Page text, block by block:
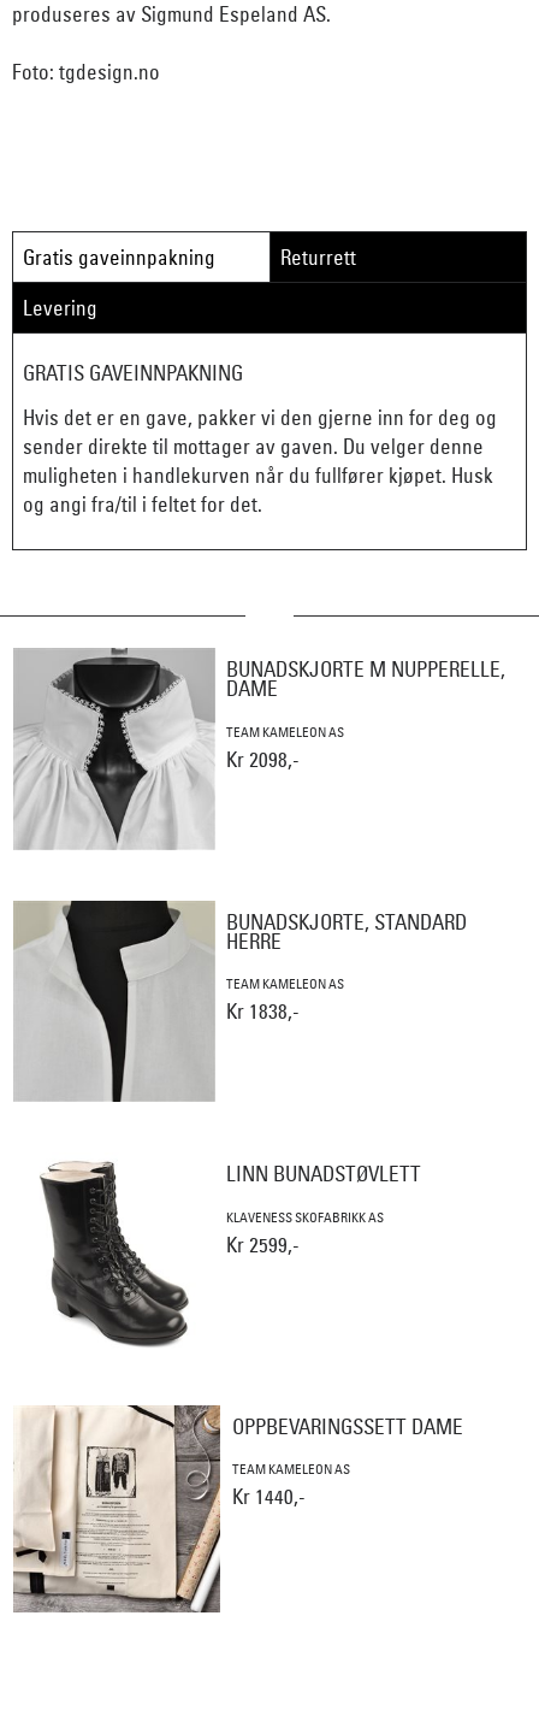
produseres av Sigmund Espeland AS.
Foto: tgdesign.no
Gratis gaveinnpakning
Returrett
Levering
GRATIS GAVEINNPAKNING
Hvis det er en gave, pakker vi den gjerne inn for deg og
sender direkte til mottager av gaven. Du velger denne
muligheten i handlekurven når du fullfører kjøpet. Husk
og angi fra/til i feltet for det.
BUNADSKJORTE M NUPPERELLE,
DAME
TEAM KAMELEON AS
Kr 2098,-
BUNADSKJORTE, STANDARD
HERRE
TEAM KAMELEON AS
Kr 1838,-
LINN BUNADSTØVLETT
KLAVENESS SKOFABRIKK AS
Kr 2599,-
OPPBEVARINGSSETT DAME
TEAM KAMELEON AS
Kr 1440,-